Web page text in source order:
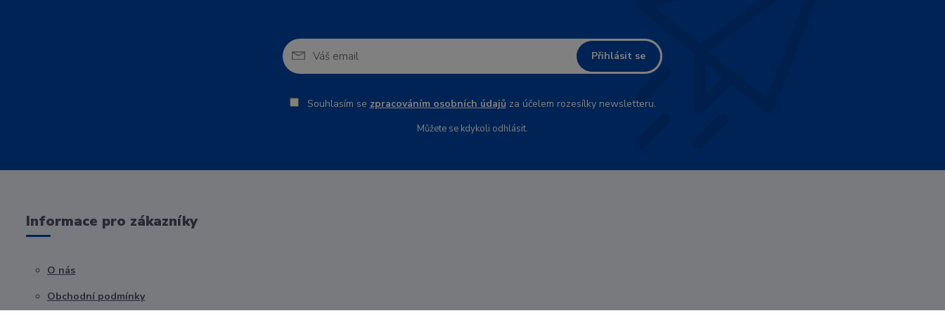
Přihlásit se
Souhlasím se zpracováním osobních údajůza účelem rozesílky newsletteru.
Můžete se kdykoli odhlásit.
Informace pro zákazníky
O nás
Obchodní podmínky